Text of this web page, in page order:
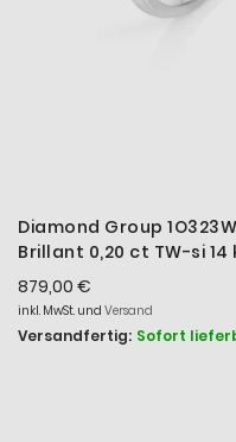
Diamond Group
Brillant 0,20 ct TW-si
54
879,00 €
inkl. MwSt. und Versand
Versandfertig: Sofort